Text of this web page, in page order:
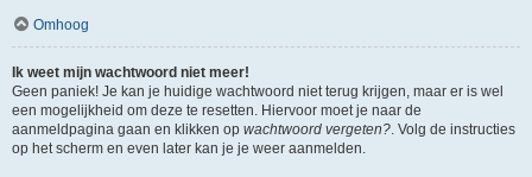
Omhoog
Ik weet mijn wachtwoord niet meer!
Geen paniek! Je kan je huidige wachtwoord niet terug krijgen, maar er is wel
een mogelijkheid om deze te resetten. Hiervoor moet je naar de
aanmeldpagina gaan en klikken op wachtwoord vergeten?. Volg de instructies
op het scherm en even later kan je je weer aanmelden.